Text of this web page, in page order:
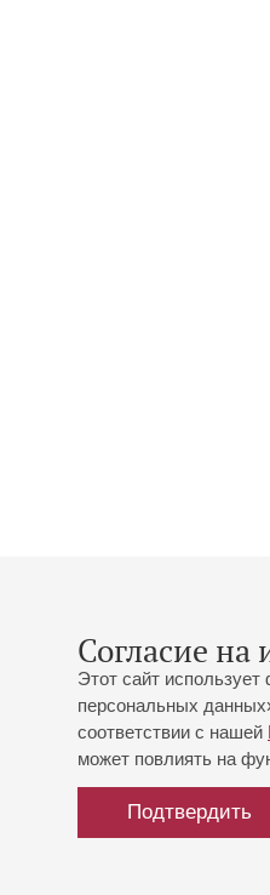
Согласие на
Этот сайт
персональных
соответствии с нашей
может повлиять на
Подтвердить